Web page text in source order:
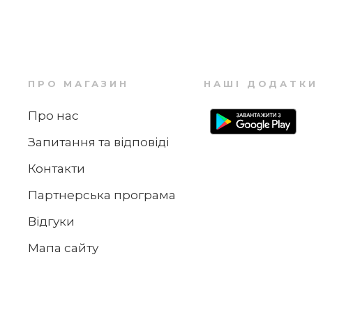
3 4
Кружка з ручкою 290 мл Сонце With Love
1 066 ₴
ПРО МАГАЗИН
Про нас
Запитання та відповіді
Контакти
Партнерська програма
Відгуки
Мапа сайту
НАШІ ДОДАТКИ